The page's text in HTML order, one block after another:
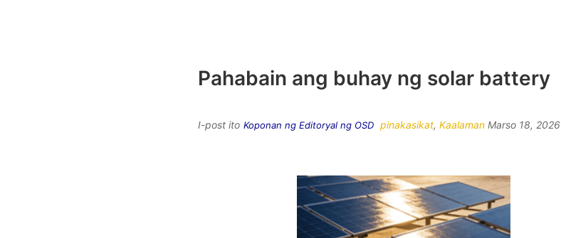
Pahabain ang buhay ng solar battery
I-post ito Koponan ng Editoryal ng OSD pinakasikat,Kaalaman Marso 18, 2026